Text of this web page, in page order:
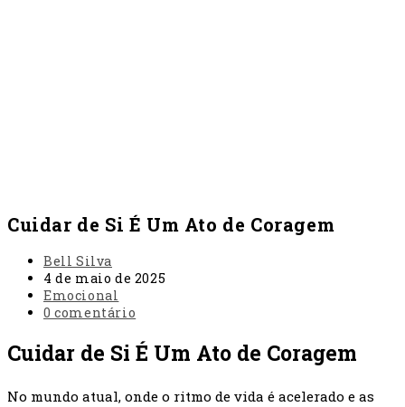
Cuidar de Si É Um Ato de Coragem
Autor
do
post:
Bell Silva
Post
publicado:
4 de maio de 2025
Categoria
do
Emocional
Comentários
post:
0 comentário
Cuidar de Si É Um Ato de Coragem
No mundo atual, onde o ritmo de vida é acelerado e as